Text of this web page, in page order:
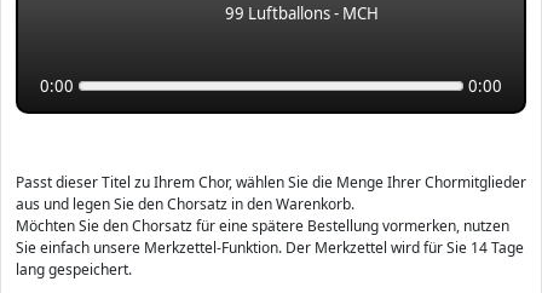
99 Luftballons - MCH
0:00 0:00
Passt dieser Titel zu Ihrem Chor, wählen Sie die Menge Ihrer Chormitglieder
aus und legen Sie den Chorsatz in den Warenkorb.
Möchten Sie den Chorsatz für eine spätere Bestellung vormerken, nutzen
Sie einfach unsere Merkzettel-Funktion. Der Merkzettel wird für Sie 14 Tage
lang gespeichert.